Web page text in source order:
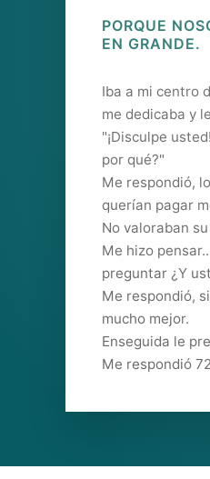
PORQUE
EN GRANDE.
Iba a mi centro
me dedicaba y
"¡Disculpe
por qué?"
Me respondió,
querían pagar
No valoraban
Me hizo
preguntar ¿Y
Me respondió,
mucho mejor.
Enseguida le
Me respondió